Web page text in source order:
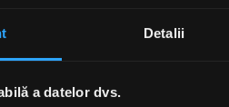
Detalii
a datelor dvs.